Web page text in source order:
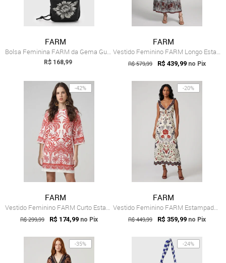
FARM
Bolsa Feminina FARM da Gema Guanacaste B...
R$ 168,99
FARM
Vestido Feminino FARM Longo Estampado Azul
R$ 579,99 R$ 439,99 no Pix
-42%
FARM
Vestido Feminino FARM Curto Estampa Botâ...
R$ 299,99 R$ 174,99 no Pix
-20%
FARM
Vestido Feminino FARM Estampado Midi Branco
R$ 449,99 R$ 359,99 no Pix
-35% -24%